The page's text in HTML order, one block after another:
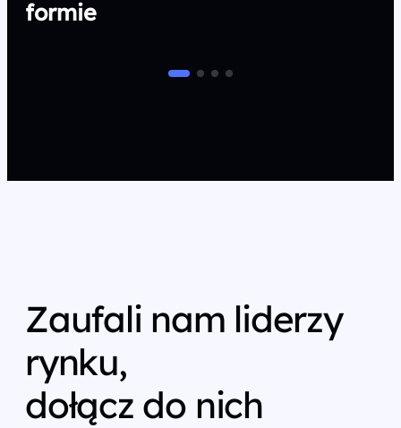
formie
Zaufali nam liderzy
rynku,
dołącz do nich